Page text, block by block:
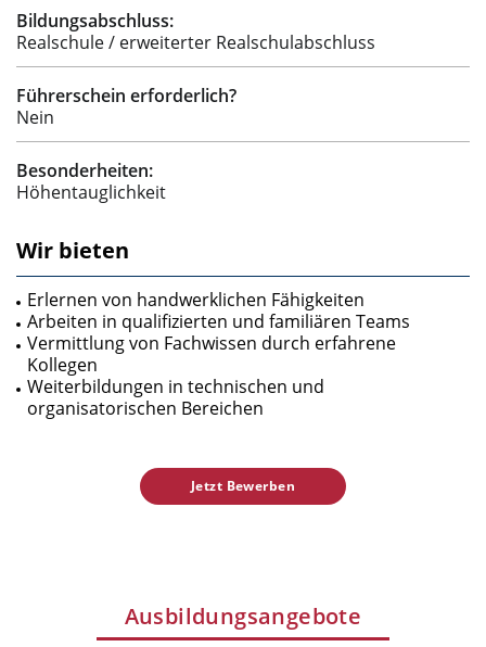
Bildungsabschluss:
Realschule / erweiterter Realschulabschluss
Führerschein erforderlich?
Nein
Besonderheiten:
Höhentauglichkeit
Wir bieten
Erlernen von handwerklichen Fähigkeiten
Arbeiten in qualifizierten und familiären Teams
Vermittlung von Fachwissen durch erfahrene
Kollegen
Weiterbildungen in technischen und
organisatorischen Bereichen
Jetzt Bewerben
Ausbildungsangebote